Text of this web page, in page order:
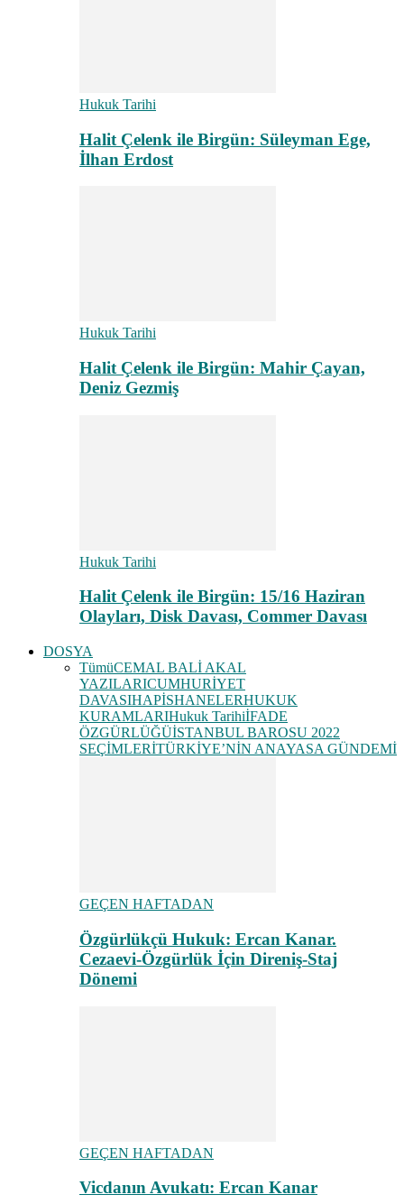
Hukuk Tarihi
Halit Çelenk ile Birgün: Süleyman Ege,
İlhan Erdost
Hukuk Tarihi
Halit Çelenk ile Birgün: Mahir Çayan,
Deniz Gezmiş
Hukuk Tarihi
Halit Çelenk ile Birgün: 15/16 Haziran
Olayları, Disk Davası, Commer Davası
DOSYA
TümüCEMAL BALİ AKAL
YAZILARICUMHURİYET
DAVASIHAPİSHANELERHUKUK
KURAMLARIHukuk TarihiİFADE
ÖZGÜRLÜĞÜİSTANBUL BAROSU 2022
SEÇİMLERİTÜRKİYE’NİN ANAYASA GÜNDEMİ
GEÇEN HAFTADAN
Özgürlükçü Hukuk: Ercan Kanar.
Cezaevi-Özgürlük İçin Direniş-Staj
Dönemi
GEÇEN HAFTADAN
Vicdanın Avukatı: Ercan Kanar